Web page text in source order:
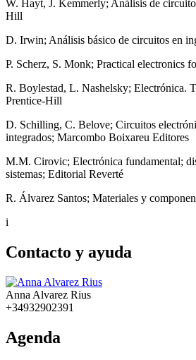
W. Hayt, J. Kemmerly; Análisis de
Hill
D. Irwin; Análisis básico de circuitos en
P. Scherz, S. Monk; Practical electronics
R. Boylestad, L. Nashelsky; Electrónica.
Prentice-Hill
D. Schilling, C. Belove; Circuitos
integrados; Marcombo Boixareu Editores
M.M. Cirovic; Electrónica fundamental;
sistemas; Editorial Reverté
R. Álvarez Santos; Materiales y
i
Contacto y ayuda
Anna Alvarez Rius
+34932902391
Agenda